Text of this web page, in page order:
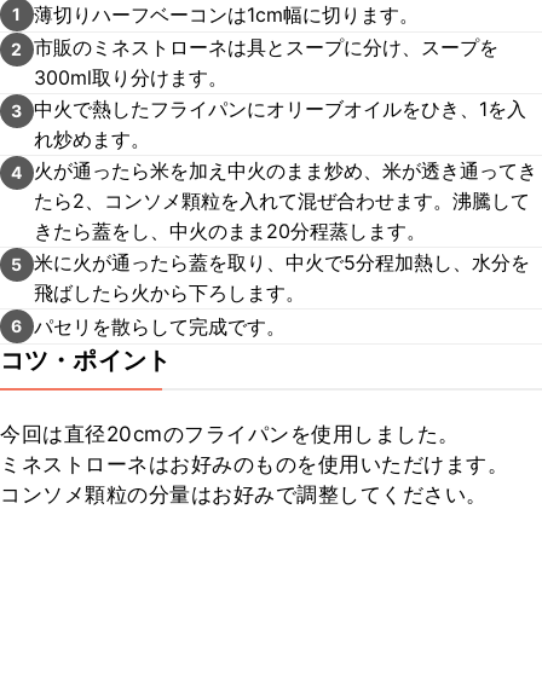
1 薄切りハーフベーコンは1cm幅に切ります。
2
市販のミネストローネは具とスープに分け、スープを
300ml取り分けます。
3 中火で熱したフライパンにオリーブオイルをひき、1を入
れ炒めます。
4
火が通ったら米を加え中火のまま炒め、米が透き通ってき
たら2、コンソメ顆粒を入れて混ぜ合わせます。沸騰して
きたら蓋をし、中火のまま20分程蒸します。
5 米に火が通ったら蓋を取り、中火で5分程加熱し、水分を
飛ばしたら火から下ろします。
6 パセリを散らして完成です。
コツ・ポイント
今回は直径20cmのフライパンを使用しました。
ミネストローネはお好みのものを使用いただけます。
コンソメ顆粒の分量はお好みで調整してください。